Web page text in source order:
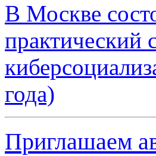
В Москве
практический
года)
Приглашаем